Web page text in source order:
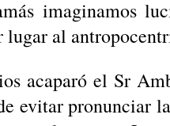
imaginamos
lugar al
acaparó el Sr
evitar pronunciar